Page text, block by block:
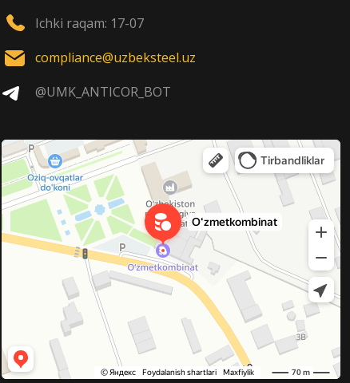
Ichki raqam: 17-07
compliance@uzbeksteel.uz
@UMK_ANTICOR_BOT